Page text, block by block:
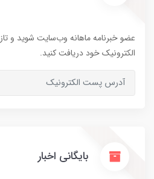
عضو خبرنامه ماهانه وب‌سایت شوید و
الکترونیک خود دریافت کنید.
بایگانی اخبار